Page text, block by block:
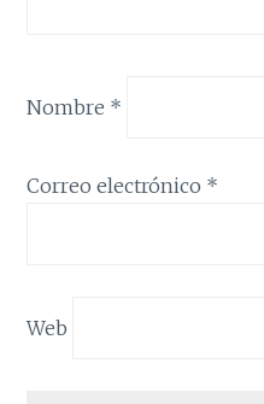
Nombre *
Correo electrónico *
Web